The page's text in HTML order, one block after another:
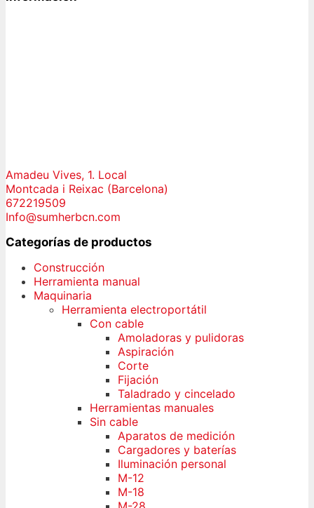
Amadeu Vives, 1. Local
Montcada i Reixac (Barcelona)
672219509
Info@sumherbcn.com
Categorías de productos
Construcción
Herramienta manual
Maquinaria
Herramienta electroportátil
Con cable
Amoladoras y pulidoras
Aspiración
Corte
Fijación
Taladrado y cincelado
Herramientas manuales
Sin cable
Aparatos de medición
Cargadores y baterías
Iluminación personal
M-12
M-18